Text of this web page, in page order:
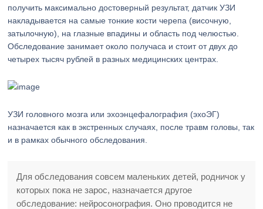
получить максимально достоверный результат, датчик УЗИ
накладывается на самые тонкие кости черепа (височную,
затылочную), на глазные впадины и область под челюстью.
Обследование занимает около получаса и стоит от двух до
четырех тысяч рублей в разных медицинских центрах.
УЗИ головного мозга или эхоэнцефалография (эхоЭГ)
назначается как в экстренных случаях, после травм головы, так
и в рамках обычного обследования.
Для обследования совсем маленьких детей, родничок у
которых пока не зарос, назначается другое
обследование: нейросонография. Оно проводится не